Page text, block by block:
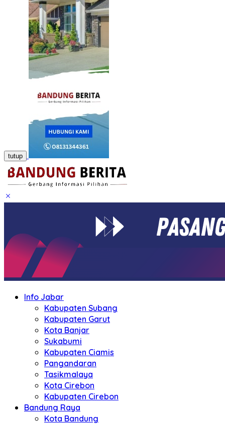
tutup
Info Jabar
Kabupaten Subang
Kabupaten Garut
Kota Banjar
Sukabumi
Kabupaten Ciamis
Pangandaran
Tasikmalaya
Kota Cirebon
Kabupaten Cirebon
Bandung Raya
Kota Bandung